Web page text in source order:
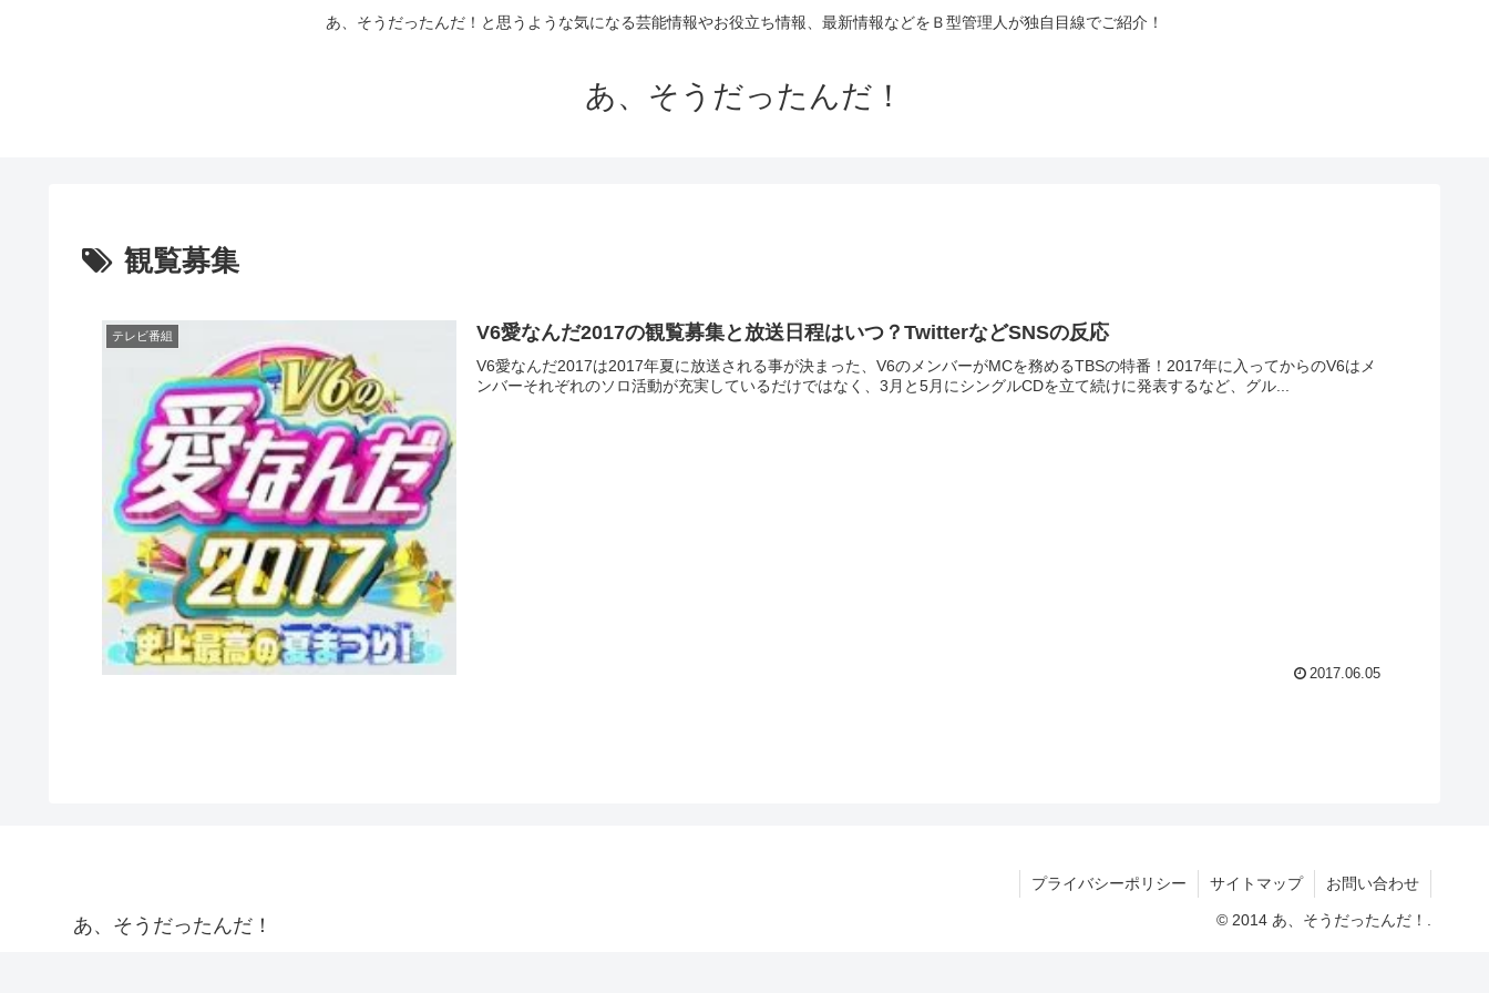
あ、そうだったんだ！と思うような気になる芸能情報やお役立ち情報、最新情報などをＢ型管理人が独自目線でご紹介！
あ、そうだったんだ！
観覧募集
テレビ番組 V6愛なんだ2017の観覧募集と放送日程はいつ？TwitterなどSNSの反応
V6愛なんだ2017は2017年夏に放送される事が決まった、V6のメンバーがMCを務めるTBSの特番！2017年に入ってからのV6はメ
ンバーそれぞれのソロ活動が充実しているだけではなく、3月と5月にシングルCDを立て続けに発表するなど、グル...
2017.06.05
あ、そうだったんだ！
プライバシーポリシー サイトマップ お問い合わせ
© 2014 あ、そうだったんだ！.